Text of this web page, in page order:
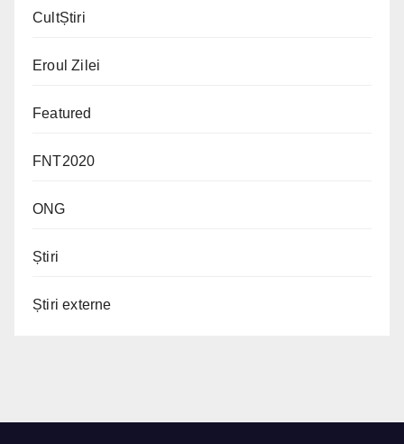
CultȘtiri
Eroul Zilei
Featured
FNT2020
ONG
Știri
Știri externe